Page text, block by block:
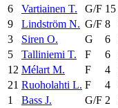
6
Vartiainen T. G/F 15
9
Lindström N. G/F 8
3
Siren O. G 6
5
Talliniemi T. F 6
12 Mélart M. F 4
21 Ruoholahti L. F 4
1
Bass J. G/F 2